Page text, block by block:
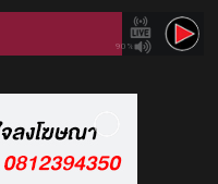
90%